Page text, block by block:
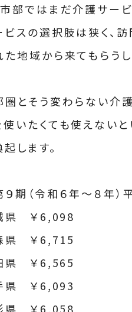
市部ではまだ介護サー
ビスの選択肢は狭く、訪
た地域から来てもらう
圏とそう変わらない介
使いたくても使えない
します。
期（令和６年～８年）
県 ￥6,098
県 ￥6,715
県 ￥6,565
県 ￥6,093
県 ￥6,058